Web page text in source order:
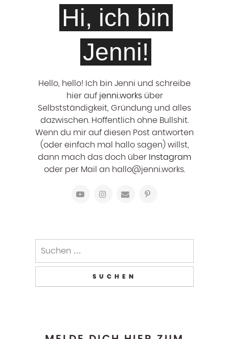
Hi, ich bin
Jenni!
Hello, hello! ‍Ich bin Jenni und schreibe
hier auf jenni.worksüber
Selbstständigkeit, Gründung und alles
dazwischen. Hoffentlich ohne Bullshit.
Wenn du mir auf diesen Post antworten
(oder einfach mal hallo sagen) willst,
dann mach das doch über Instagram
oder per Mail an hallo@jenni.works.